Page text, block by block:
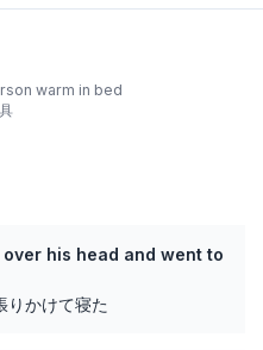
warm in bed
his head and went to
りかけて寝た